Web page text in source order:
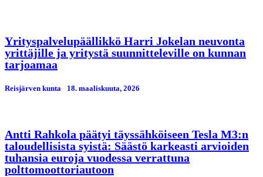
Yrityspalvelupäällikkö Harri Jokelan neuvonta
yrittäjille ja yritystä suunnitteleville on kunnan
tarjoamaa
Reisjärven kunta 18. maaliskuuta, 2026
Antti Rahkola päätyi täyssähköiseen Tesla M3:n
taloudellisista syistä: Säästö karkeasti arvioiden
tuhansia euroja vuodessa verrattuna
polttomoottoriautoon